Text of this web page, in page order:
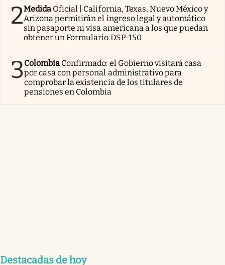
2Medida Oficial | California, Texas, Nuevo México y
Arizona permitirán el ingreso legal y automático
sin pasaporte ni visa americana a los que puedan
obtener un Formulario DSP-150
3Colombia Confirmado: el Gobierno visitará casa
por casa con personal administrativo para
comprobar la existencia de los titulares de
pensiones en Colombia
Destacadas de hoy